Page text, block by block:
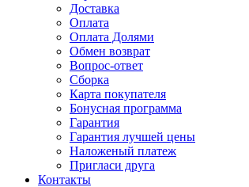
Доставка
Оплата
Оплата Долями
Обмен возврат
Вопрос-ответ
Сборка
Карта покупателя
Бонусная программа
Гарантия
Гарантия лучшей цены
Наложеный платеж
Пригласи друга
Контакты